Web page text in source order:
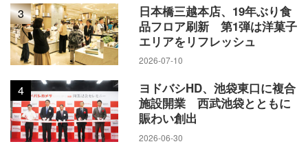
3
日本橋三越本店、19年ぶり食
品フロア刷新 第1弾は洋菓子
エリアをリフレッシュ
2026-07-10
4
ヨドバシHD、池袋東口に複合
施設開業 西武池袋とともに
賑わい創出
2026-06-30